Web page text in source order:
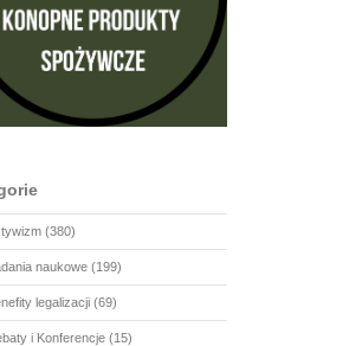
(380)
naukowe(199)
legalizacji(69)
i Konferencje(15)